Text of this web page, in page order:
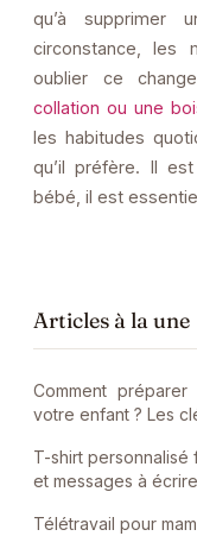
qu’à
circonstance, les
oublier ce
collation ou une
les habitudes
qu’il préfère. Il
bébé, il est
Articles à la une
Comment
votre enfant ? Les
T-shirt
et messages à écrire
Télétravail pour